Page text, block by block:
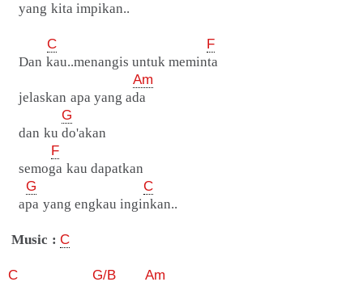
yang kita impikan..
C
F
Dan kau..menangis untuk meminta
Am
jelaskan apa yang ada
G
dan ku do'akan
F
semoga kau dapatkan
G
C
apa yang engkau inginkan..
Music : C
C G/B Am